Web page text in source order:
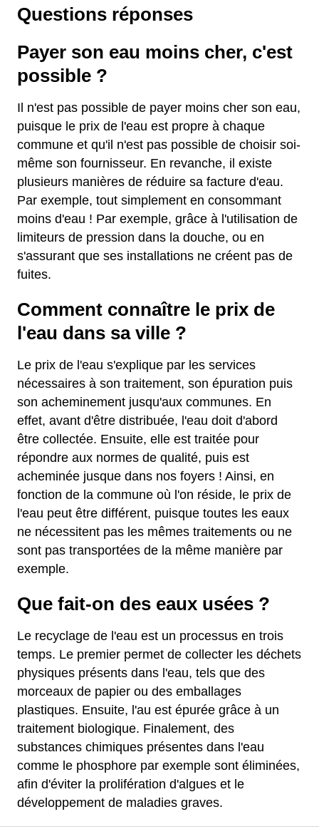
Questions réponses
Payer son eau moins cher, c'est
possible ?
Il n'est pas possible de payer moins cher son eau,
puisque le prix de l'eau est propre à chaque
commune et qu'il n'est pas possible de choisir soi-
même son fournisseur. En revanche, il existe
plusieurs manières de réduire sa facture d'eau.
Par exemple, tout simplement en consommant
moins d'eau ! Par exemple, grâce à l'utilisation de
limiteurs de pression dans la douche, ou en
s'assurant que ses installations ne créent pas de
fuites.
Comment connaître le prix de
l'eau dans sa ville ?
Le prix de l'eau s'explique par les services
nécessaires à son traitement, son épuration puis
son acheminement jusqu'aux communes. En
effet, avant d'être distribuée, l'eau doit d'abord
être collectée. Ensuite, elle est traitée pour
répondre aux normes de qualité, puis est
acheminée jusque dans nos foyers ! Ainsi, en
fonction de la commune où l'on réside, le prix de
l'eau peut être différent, puisque toutes les eaux
ne nécessitent pas les mêmes traitements ou ne
sont pas transportées de la même manière par
exemple.
Que fait-on des eaux usées ?
Le recyclage de l'eau est un processus en trois
temps. Le premier permet de collecter les déchets
physiques présents dans l'eau, tels que des
morceaux de papier ou des emballages
plastiques. Ensuite, l'au est épurée grâce à un
traitement biologique. Finalement, des
substances chimiques présentes dans l'eau
comme le phosphore par exemple sont éliminées,
afin d'éviter la prolifération d'algues et le
développement de maladies graves.